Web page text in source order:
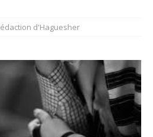
d'Haguesher